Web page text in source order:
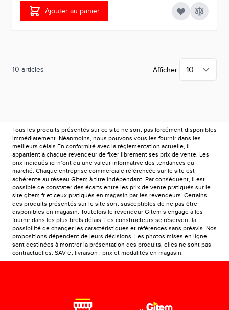
Ajouter au panier
10 articles Afficher
Tous les produits présentés sur ce site ne sont pas forcément disponibles
immédiatement. Néanmoins, nous pouvons vous les fournir dans les
meilleurs délais En conformité avec la réglementation actuelle, il
appartient à chaque revendeur de fixer librement ses prix de vente. Les
prix indiqués ici n’ont qu’une valeur informative des tendances du
marché. Chaque entreprise commerciale référencée sur le site est
adhérente au réseau Gitem à titre indépendant. Par conséquent, il est
possible de constater des écarts entre les prix de vente pratiqués sur le
site gitem.fr et ceux pratiqués en magasin par les revendeurs. Certains
des produits présentés sur le site sont susceptibles de ne pas être
disponibles en magasin. Toutefois le revendeur Gitem s’engage à les
fournir dans les plus brefs délais. Les constructeurs se réservent la
possibilité de changer les caractéristiques et références sans préavis. Nos
propositions dépendent de leurs décisions. Les photos mises en ligne
sont destinées à montrer la présentation des produits, elles ne sont pas
contractuelles. SAV et livraison : prix et modalités en magasin.